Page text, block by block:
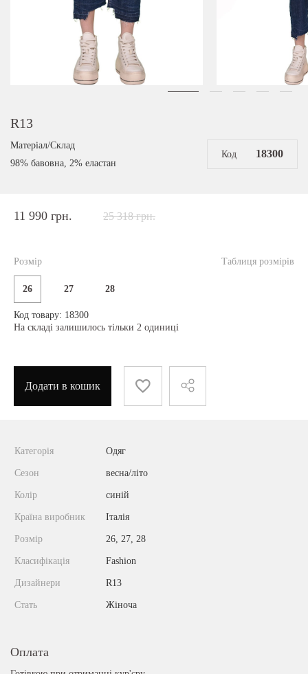
R13
Матеріал/Склад
98% бавовна, 2% еластан
Код 18300
11 990 грн. 25 318 грн.
Таблиця розмірів
Розмір
26 27 28
Код товару: 18300
На складі залишилось тільки 2 одиниці
Додати в кошик
Категорія Одяг
Сезон весна/літо
Колір синій
Країна виробник Італія
Розмір 26, 27, 28
Класифікація Fashion
Дизайнери R13
Стать Жіноча
Оплата